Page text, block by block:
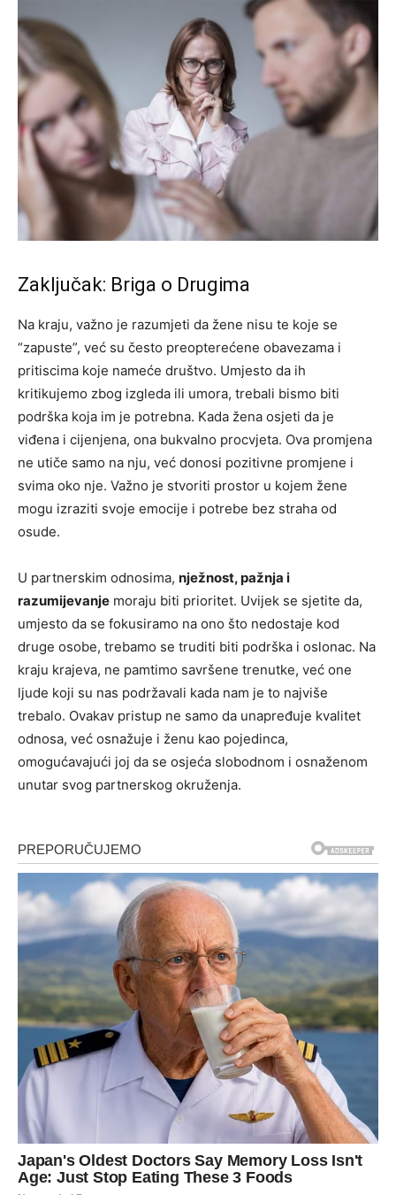
Zaključak: Briga o Drugima
Na kraju, važno je razumjeti da žene nisu te koje se
“zapuste”, već su često preopterećene obavezama i
pritiscima koje nameće društvo. Umjesto da ih
kritikujemo zbog izgleda ili umora, trebali bismo biti
podrška koja im je potrebna. Kada žena osjeti da je
viđena i cijenjena, ona bukvalno procvjeta. Ova promjena
ne utiče samo na nju, već donosi pozitivne promjene i
svima oko nje. Važno je stvoriti prostor u kojem žene
mogu izraziti svoje emocije i potrebe bez straha od
osude.
U partnerskim odnosima, nježnost, pažnja i
razumijevanje moraju biti prioritet. Uvijek se sjetite da,
umjesto da se fokusiramo na ono što nedostaje kod
druge osobe, trebamo se truditi biti podrška i oslonac. Na
kraju krajeva, ne pamtimo savršene trenutke, već one
ljude koji su nas podržavali kada nam je to najviše
trebalo. Ovakav pristup ne samo da unapređuje kvalitet
odnosa, već osnažuje i ženu kao pojedinca,
omogućavajući joj da se osjeća slobodnom i osnaženom
unutar svog partnerskog okruženja.